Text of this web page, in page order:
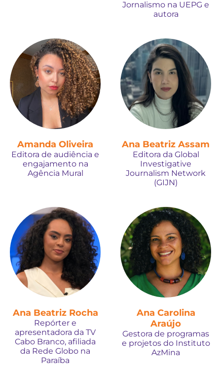
Jornalismo na UEPG e
autora
Amanda Oliveira
Editora de audiência e
engajamento na
Agência Mural
Ana Beatriz Assam
Editora da Global
Investigative
Journalism Network
(GIJN)
Ana Beatriz Rocha
Repórter e
apresentadora da TV
Cabo Branco, afiliada
da Rede Globo na
Paraíba
Ana Carolina
Araújo
Gestora de programas
e projetos do Instituto
AzMina